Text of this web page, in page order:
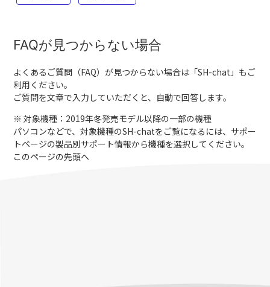
FAQが見つからない場合
よくあるご質問（FAQ）が見つからない場合は「SH-chat 」もご
利用ください。
ご質問を文章で入力していただくと、自動で回答します。
※ 対象機種：2019年冬発売モデル以降の一部の機種
パソコンなどで、対象機種のSH-chatをご覧になるには、サポー
トページの製品別サポート情報から機種を選択してください。
このページの先頭へ